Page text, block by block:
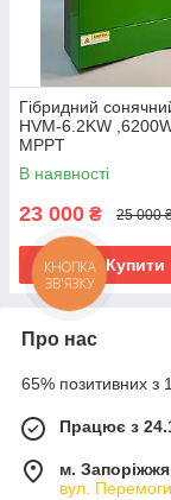
Гібридний
HVM-6.2KW
MPPT
В наявності
23 000 ₴ 25 000
Купити
Про нас
65% позитивних з
Працює з
м. Запоріжжя
вул.
КНОПКА
ЗВ'ЯЗКУ